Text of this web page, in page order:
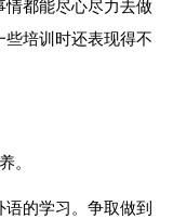
都能尽心尽力去做
培训时还表现得不
。
的学习。争取做到